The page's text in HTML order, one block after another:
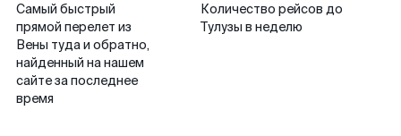
Самый быстрый
прямой перелет из
Вены туда и обратно,
найденный на нашем
сайте за последнее
время
Количество рейсов до
Тулузы в неделю